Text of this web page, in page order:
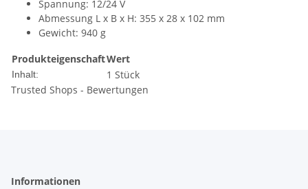
Spannung: 12/24 V
Abmessung L x B x H: 355 x 28 x 102 mm
Gewicht: 940 g
ProdukteigenschaftWert
Inhalt:
1 Stück
Trusted Shops - Bewertungen
Informationen